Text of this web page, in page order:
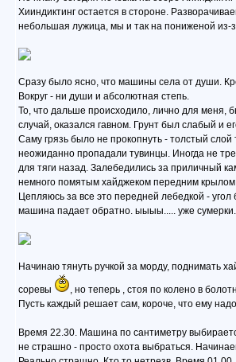
Хииндиктинг остается в стороне.
небольшая лужица, мы и так на пониженой из-
Сразу было ясно, что машины села от души.
Вокруг - ни души и абсолютная степь.
То, что дальше происходило, лично для меня,
случай, оказался гавном. Грунт был слабый и
Саму грязь было не прокопнуть - толстый
неожиданно пропадали тувинцы. Иногда не
для тяги назад. Залебедились за приличный
немного помятым хайджеком передним
Цепляюсь за все это передней лебедкой -
машина падает обратно. ыыыы..... уже сумерки.
Начинаю тянуть ручкой за морду, поднимать
соревы
, но теперь , стоя по колено в
Пусть каждый решает сам, короче, что ему
Время 22.30. Машина по сантиметру
не страшно - просто охота выбраться.